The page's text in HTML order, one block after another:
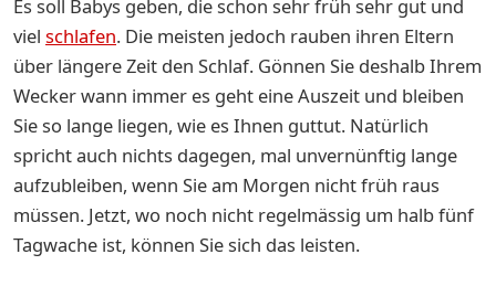
Es soll Babys geben, die schon sehr früh sehr gut und
viel schlafen. Die meisten jedoch rauben ihren Eltern
über längere Zeit den Schlaf. Gönnen Sie deshalb Ihrem
Wecker wann immer es geht eine Auszeit und bleiben
Sie so lange liegen, wie es Ihnen guttut. Natürlich
spricht auch nichts dagegen, mal unvernünftig lange
aufzubleiben, wenn Sie am Morgen nicht früh raus
müssen. Jetzt, wo noch nicht regelmässig um halb fünf
Tagwache ist, können Sie sich das leisten.